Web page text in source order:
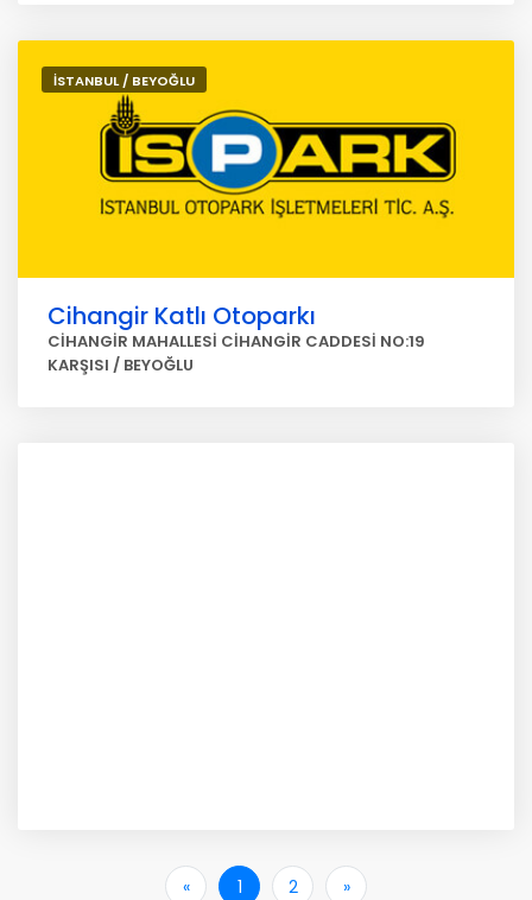
İSTANBUL / BEYOĞLU
Cihangir Katlı Otoparkı
CİHANGİR MAHALLESİ CİHANGİR CADDESİ NO:19
KARŞISI / BEYOĞLU
«İlk 1 2 »Son